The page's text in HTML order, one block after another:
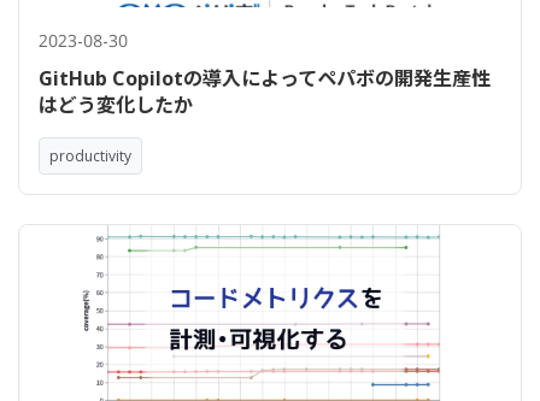
2023-08-30
GitHub Copilotの導入によってペパボの開発生産性
はどう変化したか
productivity